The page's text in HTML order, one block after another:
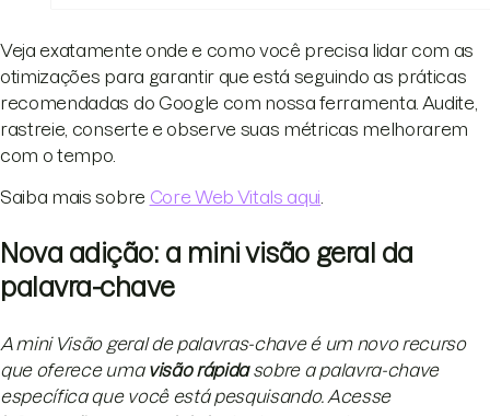
Veja exatamente onde e como você precisa lidar com as
otimizações para garantir que está seguindo as práticas
recomendadas do Google com nossa ferramenta. Audite,
rastreie, conserte e observe suas métricas melhorarem
com o tempo.
Saiba mais sobre Core Web Vitals aqui
Nova adição: a mini visão geral da
palavra-chave
A mini Visão geral de palavras-chave é um novo recurso
que oferece uma visão rápidasobre a palavra-chave
específica que você está pesquisando. Acesse